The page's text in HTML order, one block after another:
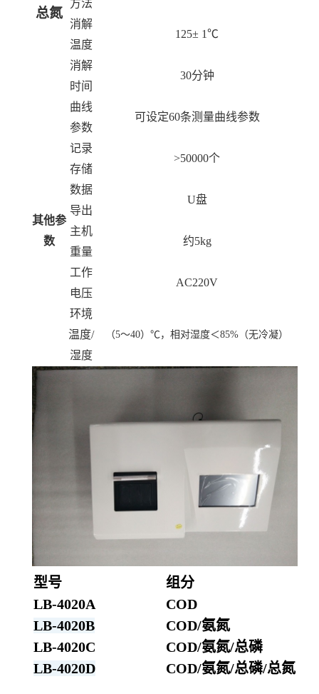
总氮
方法
消解
温度
125± 1℃
消解
时间
30分钟
其他参
数
曲线
参数
可设定60条测量曲线参数
记录
存储
>50000个
数据
导出
U盘
主机
重量
约5kg
工作
电压
AC220V
环境
温度/
湿度
（5～40）℃，相对湿度＜85%（无冷凝）
型号
组分
LB-4020A
COD
LB-4020B
COD/氨氮
LB-4020C
COD/氨氮/总磷
LB-4020D
COD/氨氮/总磷/总氮